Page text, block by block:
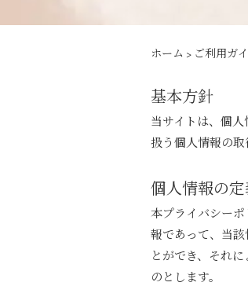
ホーム > ご利用ガ
基本方針
当サイトは、個
扱う個人情報の取
個人情報の定
本プライバシー
報であって、当
とができ、それ
のとします。